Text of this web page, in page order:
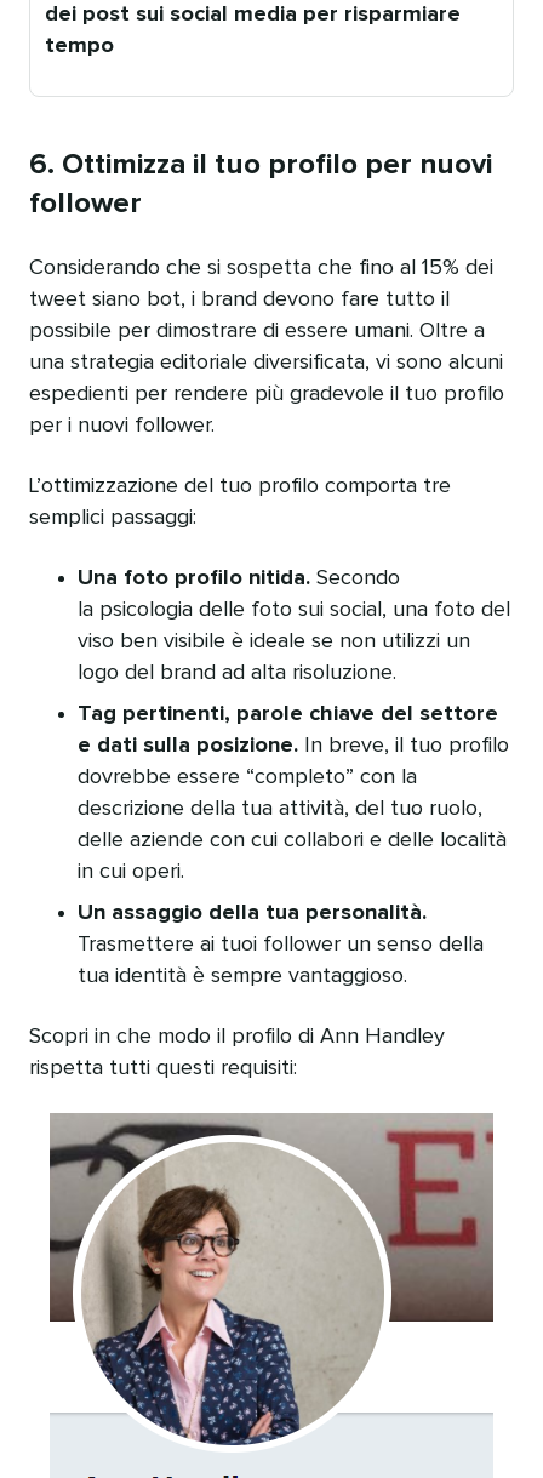
dei post sui social media per risparmiare
tempo
Pubblicato
6. Ottimizza il tuo profilo per nuovi
follower
Considerando che si sospetta che fino al 15% dei
tweet siano bot, i brand devono fare tutto il
possibile per dimostrare di essere umani. Oltre a
una strategia editoriale diversificata, vi sono alcuni
espedienti per rendere più gradevole il tuo profilo
per i nuovi follower.
L’ottimizzazione del tuo profilo comporta tre
semplici passaggi:
Una foto profilo nitida. Secondo
la psicologia delle foto sui social, una foto del
viso ben visibile è ideale se non utilizzi un
logo del brand ad alta risoluzione.
Tag pertinenti, parole chiave del settore
e dati sulla posizione. In breve, il tuo profilo
dovrebbe essere “completo” con la
descrizione della tua attività, del tuo ruolo,
delle aziende con cui collabori e delle località
in cui operi.
Un assaggio della tua personalità.
Trasmettere ai tuoi follower un senso della
tua identità è sempre vantaggioso.
Scopri in che modo il profilo di Ann Handley
rispetta tutti questi requisiti: